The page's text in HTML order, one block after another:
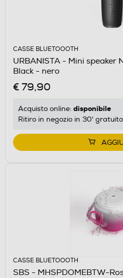
CASSE BLUETOOOTH
URBANISTA - Mini speaker
Black - nero
€ 79,90
Acquisto online: disponibile
Ritiro in negozio in 30'
CASSE BLUETOOOTH
SBS - MHSPDOMEBTW-